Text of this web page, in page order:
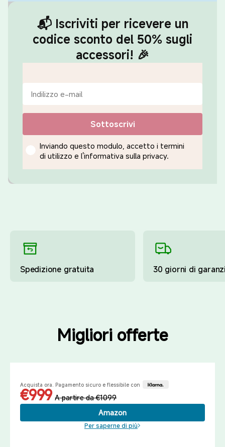
📬 Iscriviti per ricevere un
codice sconto del 50% sugli
accessori! 🎉
Sottoscrivi
Inviando questo modulo, accetto i termini di utilizzo
Inviando questo modulo, accetto i termini
di utilizzo e l'informativa sulla privacy.
Spedizione gratuita 30 giorni di
Migliori offerte
DI SCONTO
Acquista ora. Pagamento sicuro e flessibile con
€999 A partire da €1099
Amazon
Per saperne di più